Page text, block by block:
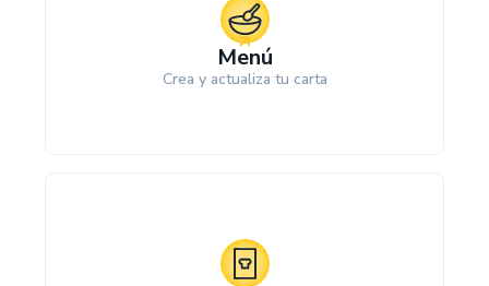
Menú
Crea y actualiza tu carta